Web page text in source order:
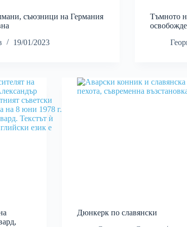
съюзници на Германия
19/01/2023
Тъмното
Дюнкерк по славянски